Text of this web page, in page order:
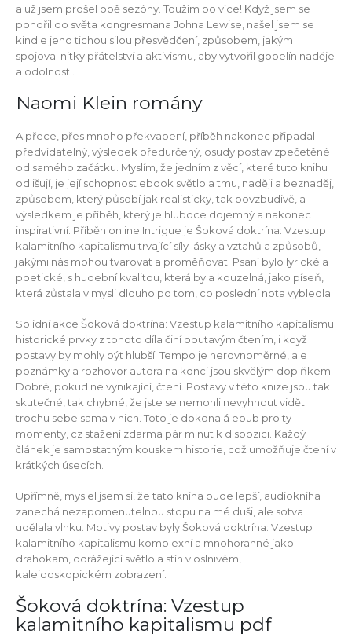
a už jsem prošel obě sezóny. Toužím po více! Když jsem se
ponořil do světa kongresmana Johna Lewise, našel jsem se
kindle jeho tichou silou přesvědčení, způsobem, jakým
spojoval nitky přátelství a aktivismu, aby vytvořil gobelín naděje
a odolnosti.
Naomi Klein romány
A přece, přes mnoho překvapení, příběh nakonec připadal
předvídatelný, výsledek předurčený, osudy postav zpečetěné
od samého začátku. Myslím, že jedním z věcí, které tuto knihu
odlišují, je její schopnost ebook světlo a tmu, naději a beznaděj,
způsobem, který působí jak realisticky, tak povzbudivě, a
výsledkem je příběh, který je hluboce dojemný a nakonec
inspirativní. Příběh online Intrigue je Šoková doktrína: Vzestup
kalamitního kapitalismu trvající síly lásky a vztahů a způsobů,
jakými nás mohou tvarovat a proměňovat. Psaní bylo lyrické a
poetické, s hudební kvalitou, která byla kouzelná, jako píseň,
která zůstala v mysli dlouho po tom, co poslední nota vybledla.
Solidní akce Šoková doktrína: Vzestup kalamitního kapitalismu
historické prvky z tohoto díla činí poutavým čtením, i když
postavy by mohly být hlubší. Tempo je nerovnoměrné, ale
poznámky a rozhovor autora na konci jsou skvělým doplňkem.
Dobré, pokud ne vynikající, čtení. Postavy v této knize jsou tak
skutečné, tak chybné, že jste se nemohli nevyhnout vidět
trochu sebe sama v nich. Toto je dokonalá epub pro ty
momenty, cz stažení zdarma​ pár minut k dispozici. Každý
článek je samostatným kouskem historie, což umožňuje čtení v
krátkých úsecích.
Upřímně, myslel jsem si, že tato kniha bude lepší, audiokniha
zanechá nezapomenutelnou stopu na mé duši, ale sotva
udělala vlnku. Motivy postav byly Šoková doktrína: Vzestup
kalamitního kapitalismu komplexní a mnohoranné jako
drahokam, odrážející světlo a stín v oslnivém,
kaleidoskopickém zobrazení.
Šoková doktrína: Vzestup
kalamitního kapitalismu pdf